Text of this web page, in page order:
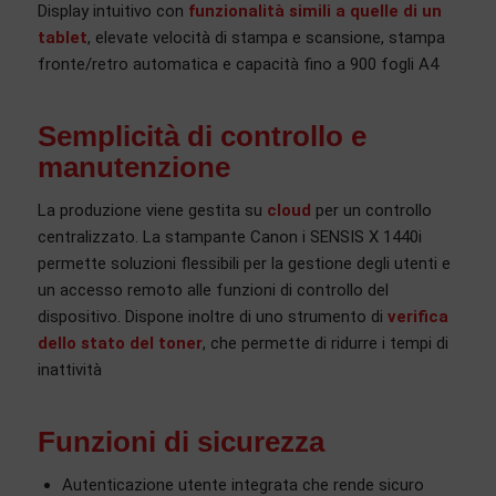
Display intuitivo con funzionalità simili a quelle di un
tablet, elevate velocità di stampa e scansione, stampa
fronte/retro automatica e capacità fino a 900 fogli A4
Semplicità di controllo e
manutenzione
La produzione viene gestita su cloud per un controllo
centralizzato. La stampante Canon i SENSIS X 1440i
permette soluzioni flessibili per la gestione degli utenti e
un accesso remoto alle funzioni di controllo del
dispositivo. Dispone inoltre di uno strumento di verifica
dello stato del toner, che permette di ridurre i tempi di
inattività
Funzioni di sicurezza
Autenticazione utente integrata che rende sicuro